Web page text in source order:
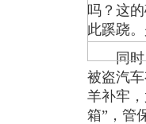
吗？这
此蹊跷
同时，
被盗汽
羊补牢
箱”，管